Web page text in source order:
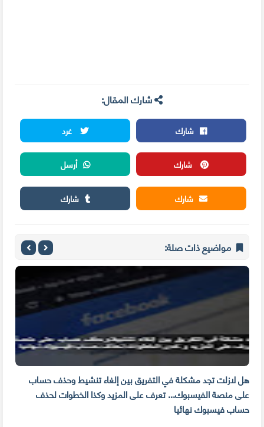
شارك المقال:
شارك
غرد
شارك
أرسل
شارك
شارك
مواضيع ذات صلة:
هل لازلت تجد مشكلة في التفريق بين إلغاء تنشيط وحذف حساب
على منصة الفيسبوك... تعرف على المزيد وكذا الخطوات لحذف
حساب فيسبوك نهائيا